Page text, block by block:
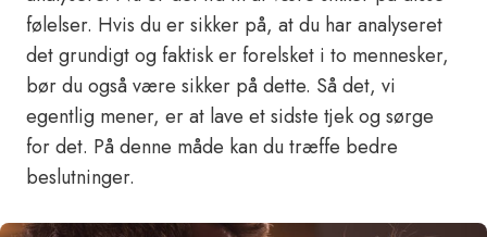
følelser. Hvis du er sikker på, at du har analyseret
det grundigt og faktisk er forelsket i to mennesker,
bør du også være sikker på dette. Så det, vi
egentlig mener, er at lave et sidste tjek og sørge
for det. På denne måde kan du træffe bedre
beslutninger.